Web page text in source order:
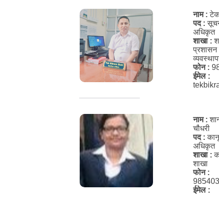
नाम :
पद :
अधिकृत
शाखा :
प्रशासन
फोन :
ईमेल :
नाम :
चौधरी
पद :
अधिकृत
शाखा :
शाखा
फोन :
ईमेल :